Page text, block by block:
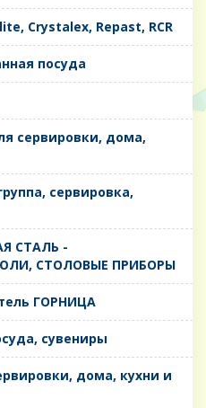
Crystalex, Repast, RCR
посуда
сервировки, дома,
сервировка,
СТАЛЬ -
СТОЛОВЫЕ ПРИБОРЫ
ГОРНИЦА
сувениры
дома, кухни и